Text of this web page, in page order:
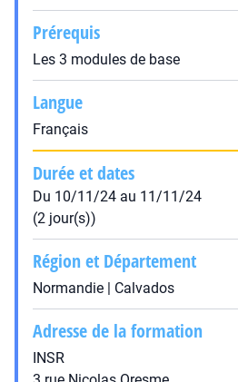
Prérequis
Les 3 modules de base
Langue
Français
Durée et dates
Du 10/11/24 au 11/11/24
(2 jour(s))
Région et Département
Normandie | Calvados
Adresse de la formation
INSR